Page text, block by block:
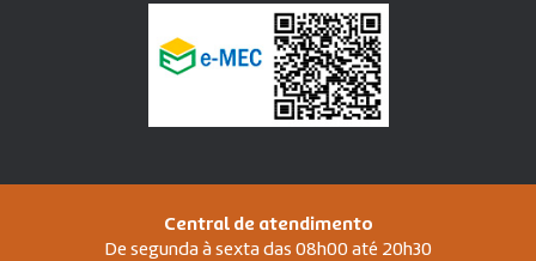
Central de atendimento
De segunda à sexta das 08h00 até 20h30